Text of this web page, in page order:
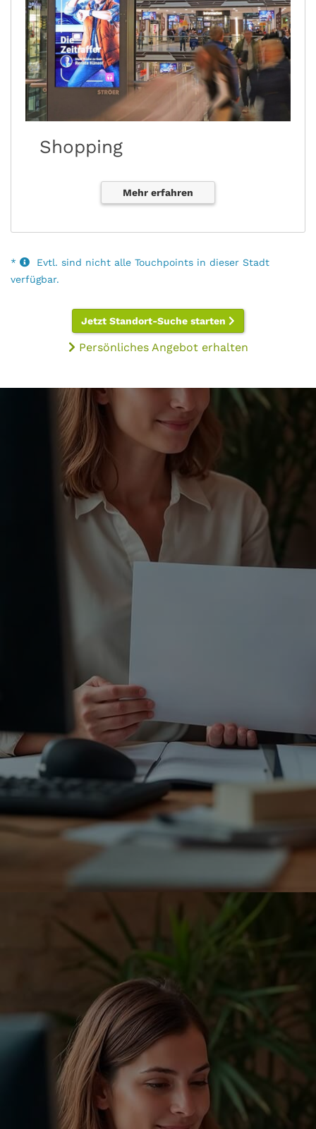
Shopping
Mehr erfahren
*
Evtl. sind nicht alle Touchpoints in dieser Stadt
verfügbar.
Jetzt Standort-Suche starten
Persönliches Angebot erhalten